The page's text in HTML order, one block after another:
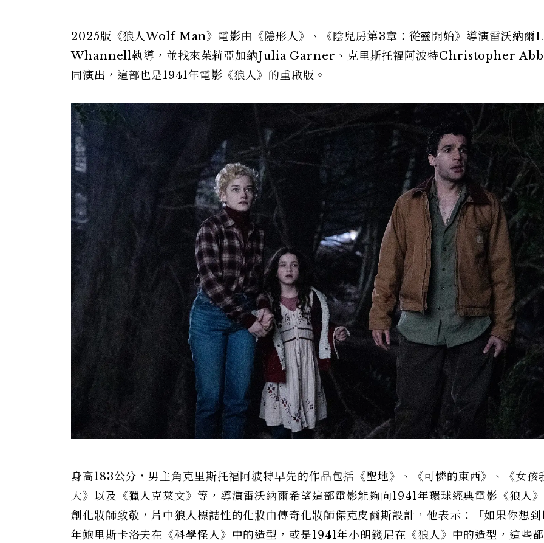
2025版《狼人Wolf Man》電影由《隱形人》、《陰兒房第3章：從靈開始》導演雷沃納
Whannell執導，並找來茱莉亞加納Julia Garner、克里斯托福阿波特Christopher
同演出，這部也是1941年電影《狼人》的重啟版。
身高183公分，男主角克里斯托福阿波特早先的作品包括《聖地》、《可憐的東西》、《女孩
大》以及《獵人克萊文》等，導演雷沃納爾希望這部電影能夠向1941年環球經典電影《狼人
創化妝師致敬，片中狼人標誌性的化妝由傳奇化妝師傑克皮爾斯設計，他表示：「如果你想到
年鮑里斯卡洛夫在《科學怪人》中的造型，或是1941年小朗錢尼在《狼人》中的造型，這些